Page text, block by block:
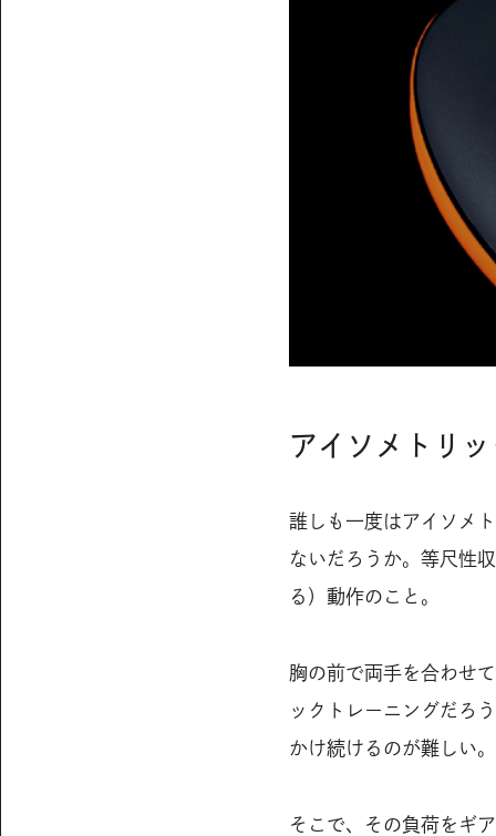
アイソメトリ
誰しも一度はアイソメ
ないだろうか。等尺性
る）動作のこと。
胸の前で両手を合わせ
ックトレーニングだろ
かけ続けるのが難しい。
そこで、その負荷をギ